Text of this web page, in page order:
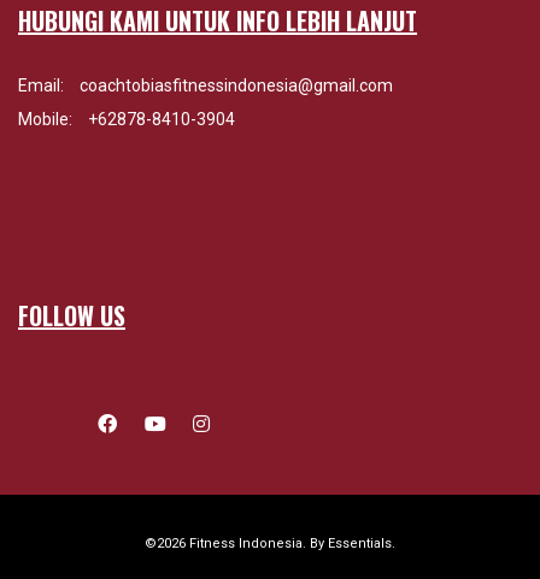
HUBUNGI KAMI UNTUK INFO LEBIH LANJUT
Email:
coachtobiasfitnessindonesia@gmail.com
Mobile:
+62878-8410-3904
FOLLOW US
©2026 Fitness Indonesia. By Essentials.